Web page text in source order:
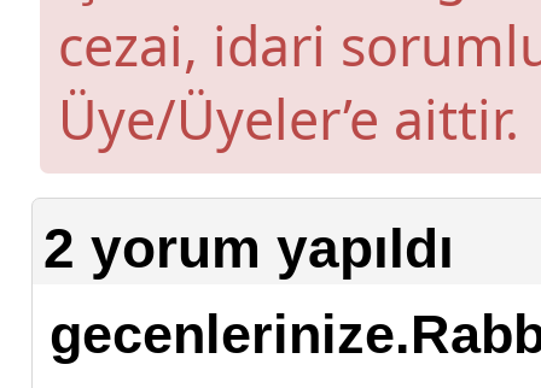
cezai, idari
Üye/Üyeler’e aittir.
2 yorum yapıldı